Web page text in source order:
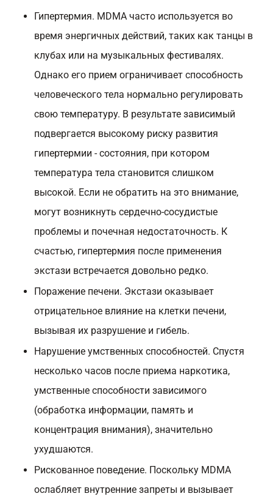
Гипертермия. MDMA часто используется во
время энергичных действий, таких как танцы в
клубах или на музыкальных фестивалях.
Однако его прием ограничивает способность
человеческого тела нормально регулировать
свою температуру. В результате зависимый
подвергается высокому риску развития
гипертермии - состояния, при котором
температура тела становится слишком
высокой. Если не обратить на это внимание,
могут возникнуть сердечно-сосудистые
проблемы и почечная недостаточность. К
счастью, гипертермия после применения
экстази встречается довольно редко.
Поражение печени. Экстази оказывает
отрицательное влияние на клетки печени,
вызывая их разрушение и гибель.
Нарушение умственных способностей. Спустя
несколько часов после приема наркотика,
умственные способности зависимого
(обработка информации, память и
концентрация внимания), значительно
ухудшаются.
Рискованное поведение. Поскольку MDMA
ослабляет внутренние запреты и вызывает